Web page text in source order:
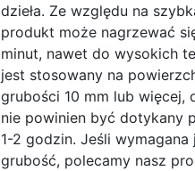
dzieła. Ze względu na
produkt może nagrzewać
minut, nawet do wysokich
jest stosowany na
grubości 10 mm lub więcej,
nie powinien być dotykany
1-2 godzin. Jeśli wymagana
grubość, polecamy nasz